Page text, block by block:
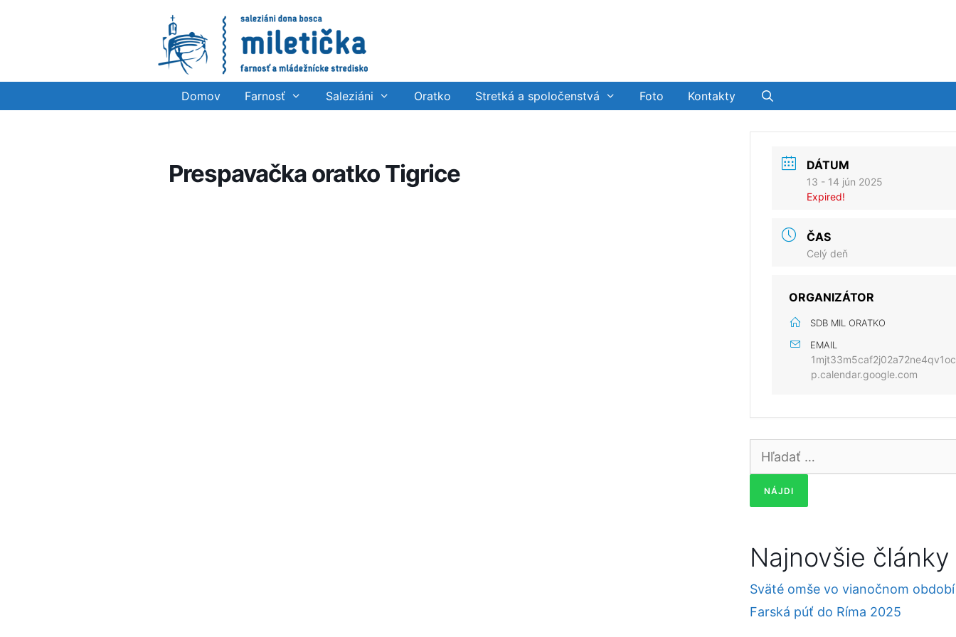
Domov Farnosť Saleziáni Oratko Stretká a spoločenstvá Foto Kontakty
Prespavačka oratko Tigrice DÁTUM
13 - 14 jún 2025
Expired!
ČAS
Celý deň
ORGANIZÁTOR
SDB MIL ORATKO
EMAIL
p.calendar.google.com
Hľadať:
Najnovšie články
Sväté omše vo vianočnom období
Farská púť do Ríma 2025